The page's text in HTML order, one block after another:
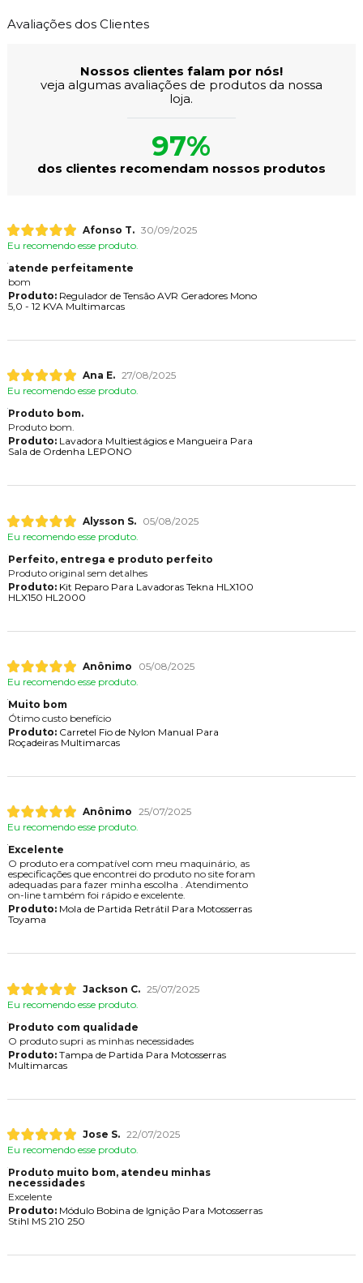
Avaliações dos Clientes
Nossos clientes falam por nós!
veja algumas avaliações de produtos da nossa
loja.
97%
dos clientes recomendam nossos produtos
Afonso T. 30/09/2025
Eu recomendo esse produto.
atende perfeitamente
bom
Produto:Regulador de Tensão AVR Geradores Mono
5,0 - 12 KVA Multimarcas
Ana E. 27/08/2025
Eu recomendo esse produto.
Produto bom.
Produto bom.
Produto:Lavadora Multiestágios e Mangueira Para
Sala de Ordenha LEPONO
Alysson S.
05/08/2025
Eu recomendo esse produto.
Perfeito, entrega e produto perfeito
Produto original sem detalhes
Produto:Kit Reparo Para Lavadoras Tekna HLX100
HLX150 HL2000
Anônimo
05/08/2025
Eu recomendo esse produto.
Muito bom
Ótimo custo benefício
Produto:Carretel Fio de Nylon Manual Para
Roçadeiras Multimarcas
Anônimo 25/07/2025
Eu recomendo esse produto.
Excelente
O produto era compatível com meu maquinário, as
especificações que encontrei do produto no site foram
adequadas para fazer minha escolha . Atendimento
on-line também foi rápido e excelente.
Produto:Mola de Partida Retrátil Para Motosserras
Toyama
Jackson C. 25/07/2025
Eu recomendo esse produto.
Produto com qualidade
O produto supri as minhas necessidades
Produto:Tampa de Partida Para Motosserras
Multimarcas
Jose S. 22/07/2025
Eu recomendo esse produto.
Produto muito bom, atendeu minhas
necessidades
Excelente
Produto:Módulo Bobina de Ignição Para Motosserras
Stihl MS 210 250